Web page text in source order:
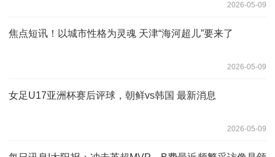
2026-05-09
焦点短讯！以城市性格为灵魂 天津“海河超儿”要来了
2026-05-09
女足U17亚洲杯赛后评球，朝鲜vs韩国 最新消息
2026-05-09